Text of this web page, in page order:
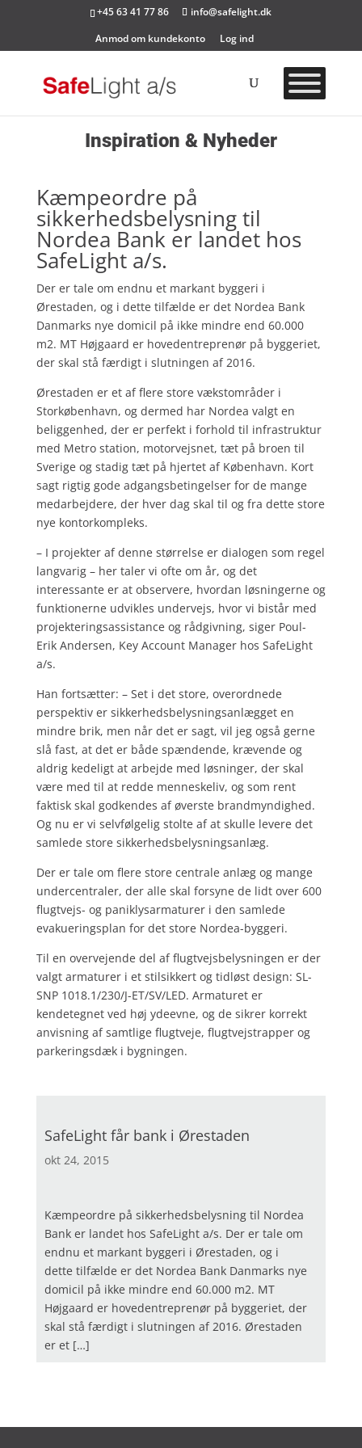
+45 63 41 77 86
info@safelight.dk
Anmod om kundekonto
Log ind
Inspiration & Nyheder
Kæmpeordre på
sikkerhedsbelysning til
Nordea Bank er landet hos
SafeLight a/s.
Der er tale om endnu et markant byggeri i
Ørestaden, og i dette tilfælde er det Nordea Bank
Danmarks nye domicil på ikke mindre end 60.000
m2. MT Højgaard er hovedentreprenør på byggeriet,
der skal stå færdigt i slutningen af 2016.
Ørestaden er et af flere store vækstområder i
Storkøbenhavn, og dermed har Nordea valgt en
beliggenhed, der er perfekt i forhold til infrastruktur
med Metro station, motorvejsnet, tæt på broen til
Sverige og stadig tæt på hjertet af København. Kort
sagt rigtig gode adgangsbetingelser for de mange
medarbejdere, der hver dag skal til og fra dette store
nye kontorkompleks.
– I projekter af denne størrelse er dialogen som regel
langvarig – her taler vi ofte om år, og det
interessante er at observere, hvordan løsningerne og
funktionerne udvikles undervejs, hvor vi bistår med
projekteringsassistance og rådgivning, siger Poul-
Erik Andersen, Key Account Manager hos SafeLight
a/s.
Han fortsætter: – Set i det store, overordnede
perspektiv er sikkerhedsbelysningsanlægget en
mindre brik, men når det er sagt, vil jeg også gerne
slå fast, at det er både spændende, krævende og
aldrig kedeligt at arbejde med løsninger, der skal
være med til at redde menneskeliv, og som rent
faktisk skal godkendes af øverste brandmyndighed.
Og nu er vi selvfølgelig stolte af at skulle levere det
samlede store sikkerhedsbelysningsanlæg.
Der er tale om flere store centrale anlæg og mange
undercentraler, der alle skal forsyne de lidt over 600
flugtvejs- og paniklysarmaturer i den samlede
evakueringsplan for det store Nordea-byggeri.
Til en overvejende del af flugtvejsbelysningen er der
valgt armaturer i et stilsikkert og tidløst design: SL-
SNP 1018.1/230/J-ET/SV/LED. Armaturet er
kendetegnet ved høj ydeevne, og de sikrer korrekt
anvisning af samtlige flugtveje, flugtvejstrapper og
parkeringsdæk i bygningen.
SafeLight får bank i Ørestaden
okt 24, 2015
Kæmpeordre på sikkerhedsbelysning til Nordea
Bank er landet hos SafeLight a/s. Der er tale om
endnu et markant byggeri i Ørestaden, og i
dette tilfælde er det Nordea Bank Danmarks nye
domicil på ikke mindre end 60.000 m2. MT
Højgaard er hovedentreprenør på byggeriet, der
skal stå færdigt i slutningen af 2016. Ørestaden
er et […]